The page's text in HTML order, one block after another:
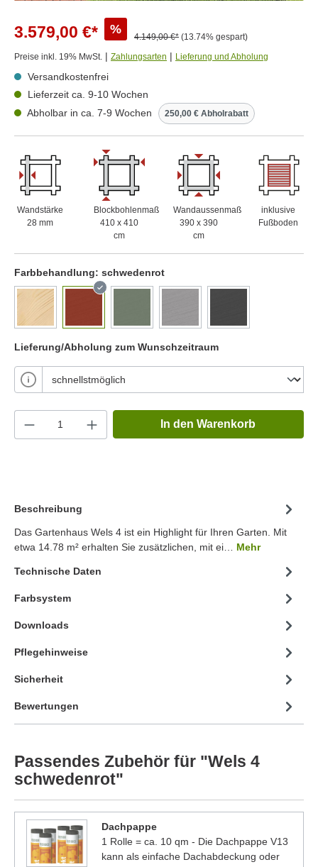
3.579,00 €* %
4.149,00 €* (13.74% gespart)
Preise inkl. 19% MwSt. | Zahlungsarten | Lieferung und Abholung
Versandkostenfrei
Lieferzeit ca. 9-10 Wochen
Abholbar in ca. 7-9 Wochen
250,00 € Abholrabatt
Wandstärke
28 mm
Blockbohlenmaß
410 x 410
cm
Wandaussenmaß
390 x 390
cm
inklusive
Fußboden
Farbbehandlung: schwedenrot
Lieferung/Abholung zum Wunschzeitraum
In den Warenkorb
Beschreibung
Das Gartenhaus Wels 4 ist ein Highlight für Ihren Garten. Mit
etwa 14.78 m² erhalten Sie zusätzlichen, mit ei… Mehr
Technische Daten
Farbsystem
Downloads
Pflegehinweise
Sicherheit
Bewertungen
Passendes Zubehör für "Wels 4
schwedenrot"
Dachpappe
1 Rolle = ca. 10 qm - Die Dachpappe V13
kann als einfache Dachabdeckung oder